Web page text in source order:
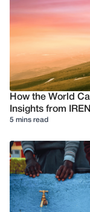
How the World
Insights from
5 mins read